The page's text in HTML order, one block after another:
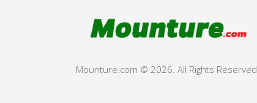
Mounture.com © 2026. All Rights Reserved.